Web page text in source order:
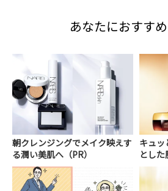
あなたにおすす
朝クレンジングでメイク映えす
る潤い美肌へ（PR）
キュッ
とした